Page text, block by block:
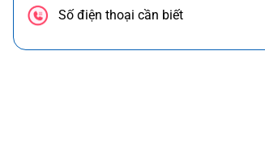
Số điện thoại cần biết